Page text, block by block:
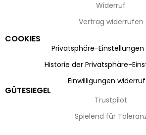
Widerruf
Vertrag widerrufen
COOKIES
Privatsphäre-
Historie der Privatsphäre-
Einwilligungen
GÜTESIEGEL
Trustpilot
Spielend für